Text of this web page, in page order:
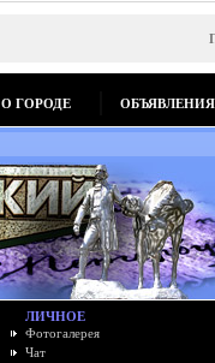
О ГОРОДЕ ОБЪЯВЛЕНИЯ
ЛИЧНОЕ
Фотогалерея
Чат